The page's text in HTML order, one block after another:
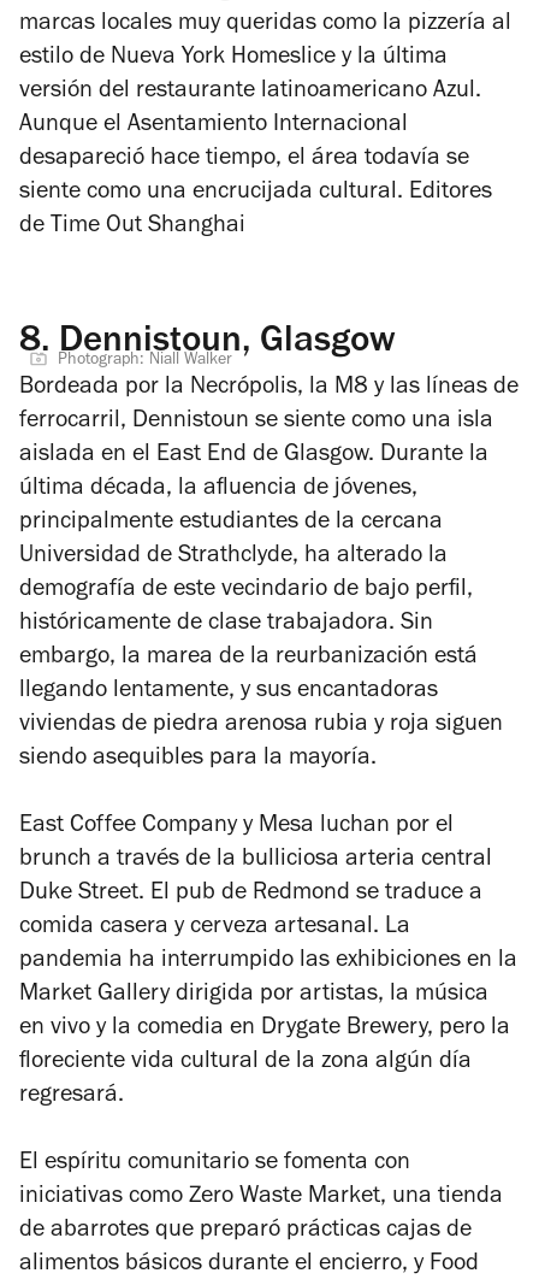
marcas locales muy queridas como la pizzería al
estilo de Nueva York Homeslice y la última
versión del restaurante latinoamericano Azul.
Aunque el Asentamiento Internacional
desapareció hace tiempo, el área todavía se
siente como una encrucijada cultural. Editores
de Time Out Shanghai
8. Dennistoun, Glasgow
Photograph: Niall Walker
Bordeada por la Necrópolis, la M8 y las líneas de
ferrocarril, Dennistoun se siente como una isla
aislada en el East End de Glasgow. Durante la
última década, la afluencia de jóvenes,
principalmente estudiantes de la cercana
Universidad de Strathclyde, ha alterado la
demografía de este vecindario de bajo perfil,
históricamente de clase trabajadora. Sin
embargo, la marea de la reurbanización está
llegando lentamente, y sus encantadoras
viviendas de piedra arenosa rubia y roja siguen
siendo asequibles para la mayoría.
East Coffee Company y Mesa luchan por el
brunch a través de la bulliciosa arteria central
Duke Street. El pub de Redmond se traduce a
comida casera y cerveza artesanal. La
pandemia ha interrumpido las exhibiciones en la
Market Gallery dirigida por artistas, la música
en vivo y la comedia en Drygate Brewery, pero la
floreciente vida cultural de la zona algún día
regresará.
El espíritu comunitario se fomenta con
iniciativas como Zero Waste Market, una tienda
de abarrotes que preparó prácticas cajas de
alimentos básicos durante el encierro, y Food